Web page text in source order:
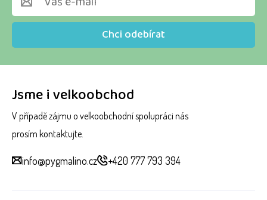
Jsme i velkoobchod
V případě zájmu o velkoobchodní spolupráci nás
prosím kontaktujte.
info@pygmalino.cz +420 777 793 394
Chci odebírat